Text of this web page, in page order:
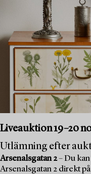
Liveauktion 19–20
Utlämning efter
Arsenalsgatan 2– Du
Arsenalsgatan 2 direkt